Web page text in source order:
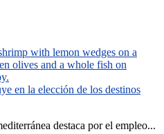
en la elección de los destinos
destaca por el empleo...